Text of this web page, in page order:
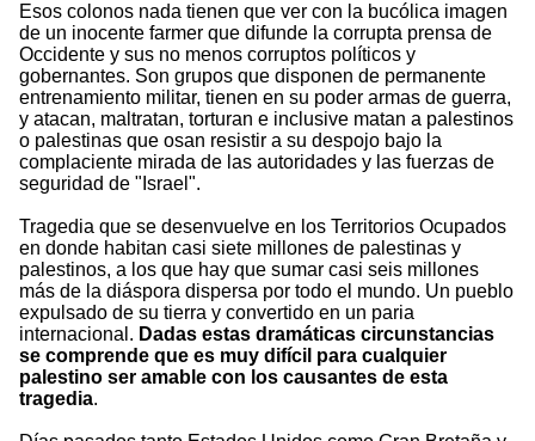
Esos colonos nada tienen que ver con la bucólica imagen
de un inocente farmer que difunde la corrupta prensa de
Occidente y sus no menos corruptos políticos y
gobernantes. Son grupos que disponen de permanente
entrenamiento militar, tienen en su poder armas de guerra,
y atacan, maltratan, torturan e inclusive matan a palestinos
o palestinas que osan resistir a su despojo bajo la
complaciente mirada de las autoridades y las fuerzas de
seguridad de "Israel".
Tragedia que se desenvuelve en los Territorios Ocupados
en donde habitan casi siete millones de palestinas y
palestinos, a los que hay que sumar casi seis millones
más de la diáspora dispersa por todo el mundo. Un pueblo
expulsado de su tierra y convertido en un paria
internacional. Dadas estas dramáticas circunstancias
se comprende que es muy difícil para cualquier
palestino ser amable con los causantes de esta
tragedia.